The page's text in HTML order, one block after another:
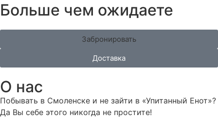
Больше чем ожидаете
Забронировать
Доставка
О нас
Побывать в Смоленске и не зайти в «Упитанный Енот»?
Да Вы себе этого никогда не простите!